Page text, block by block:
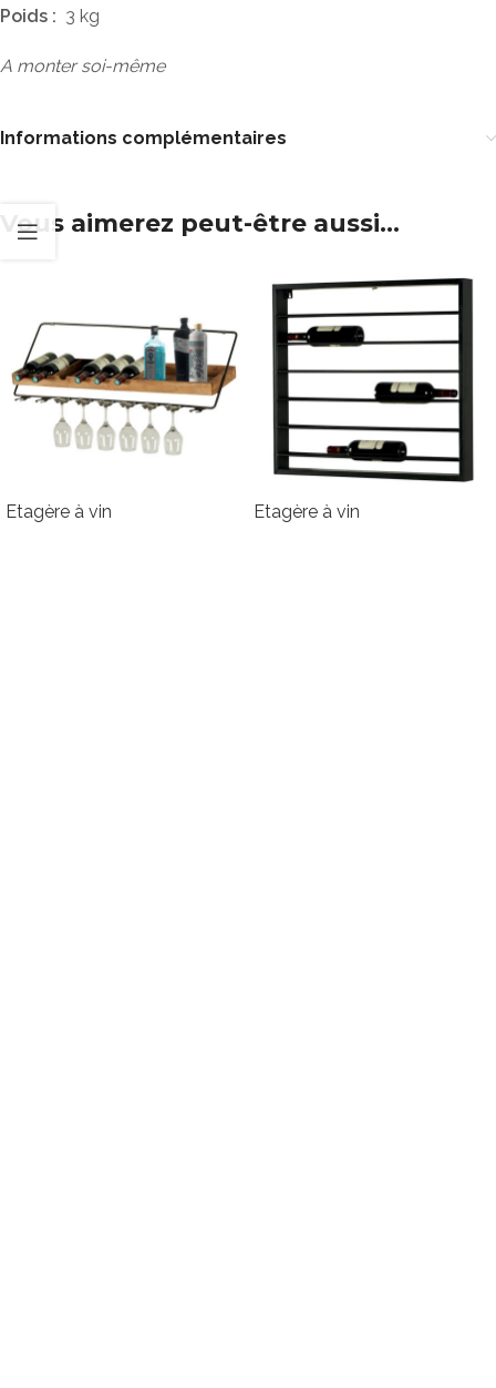
Poids : 3 kg
A monter soi-même
Informations complémentaires
Vous aimerez peut-être aussi…
Etagère à vin Etagère à vin